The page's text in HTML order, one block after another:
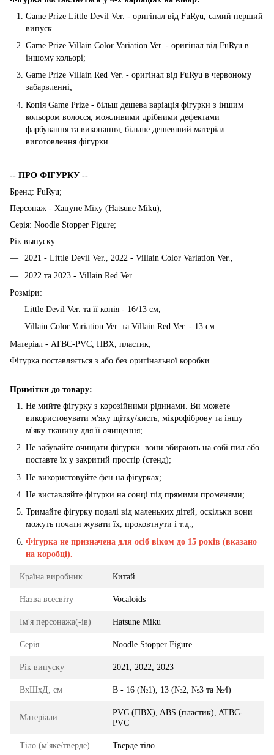
Game Prize Little Devil Ver. - оригінал від FuRyu, самий перший
випуск.
Game Prize Villain Color Variation Ver. - оригінал від FuRyu в
іншому кольорі;
Game Prize Villain Red Ver. - оригінал від FuRyu в червоному
забарвленні;
Копія Game Prize - більш дешева варіація фігурки з іншим
кольором волосся, можливими дрібними дефектами
фарбування та виконання, більше дешевший матеріал
виготовлення фігурки.
-- ПРО ФІГУРКУ --
Бренд: FuRyu;
Персонаж - Хацуне Міку (Hatsune Miku);
Серія: Noodle Stopper Figure;
Рік выпуску:
2021 - Little Devil Ver., 2022 - Villain Color Variation Ver.,
2022 та 2023 - Villain Red Ver..
Розміри:
Little Devil Ver. та її копія - 16/13 см,
Villain Color Variation Ver. та Villain Red Ver. - 13 см.
Матеріал - ATBC-PVC, ПВХ, пластик;
Фігурка поставляється з або без оригінальної коробки.
Примітки до товару:
Не мийте фігурку з корозійними рідинами. Ви можете
використовувати м'яку щітку/кисть, мікрофіброву та іншу
м'яку тканину для її очищення;
Не забувайте очищати фігурки. вони збирають на собі пил або
поставте їх у закритий простір (стенд);
Не використовуйте фен на фігурках;
Не виставляйте фігурки на сонці під прямими променями;
Тримайте фігурку подалі від маленьких дітей, оскільки вони
можуть почати жувати їх, проковтнути і т.д.;
Фігурка не призначена для осіб віком до 15 років (вказано
на коробці).
Країна виробник Китай
Назва всесвіту Vocaloids
Ім'я персонажа(-ів) Hatsune Miku
Серія Noodle Stopper Figure
Рік випуску 2021, 2022, 2023
ВхШхД, см В - 16 (№1), 13 (№2, №3 та №4)
Матеріали
PVC (ПВХ), ABS (пластик), ATBC-
PVC
Тіло (м'яке/тверде) Тверде тіло